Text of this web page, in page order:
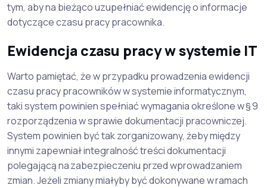
tym, aby na bieżąco uzupełniać ewidencję o informacje
dotyczące czasu pracy pracownika.
Ewidencja czasu pracy w systemie IT
Warto pamiętać, że w przypadku prowadzenia ewidencji
czasu pracy pracowników w systemie informatycznym,
taki system powinien spełniać wymagania określone w § 9
rozporządzenia w sprawie dokumentacji pracowniczej.
System powinien być tak zorganizowany, żeby między
innymi zapewniał integralność treści dokumentacji
polegającą na zabezpieczeniu przed wprowadzaniem
zmian. Jeżeli zmiany miałyby być dokonywane w ramach